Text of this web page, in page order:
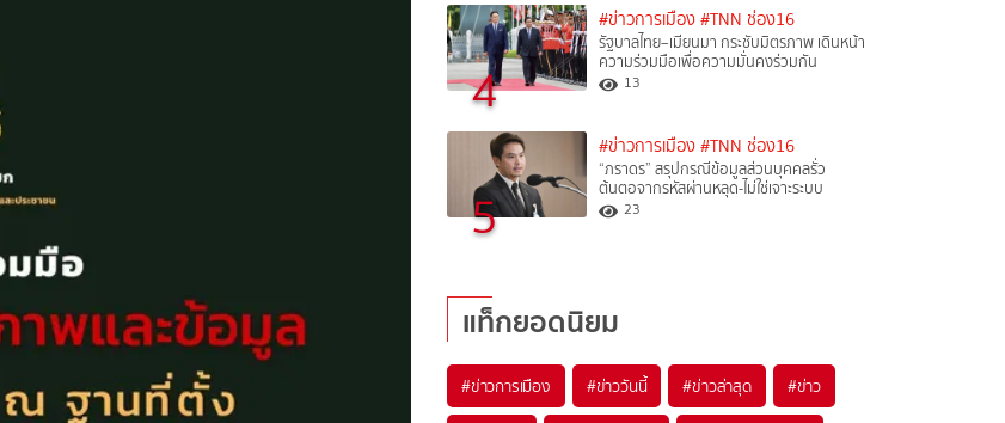
4
#ข่าวการเมือง #TNN ช่อง16
รัฐบาลไทย–เมียนมา กระชับมิตรภาพ เดินหน้า
ความร่วมมือเพื่อความมั่นคงร่วมกัน
13
5
#ข่าวการเมือง #TNN ช่อง16
“ภราดร” สรุปกรณีข้อมูลส่วนบุคคลรั่ว
ต้นตอจากรหัสผ่านหลุด-ไม่ใช่เจาะระบบ
23
แท็กยอดนิยม
#ข่าวการเมือง #ข่าววันนี้ #ข่าวล่าสุด #ข่าว